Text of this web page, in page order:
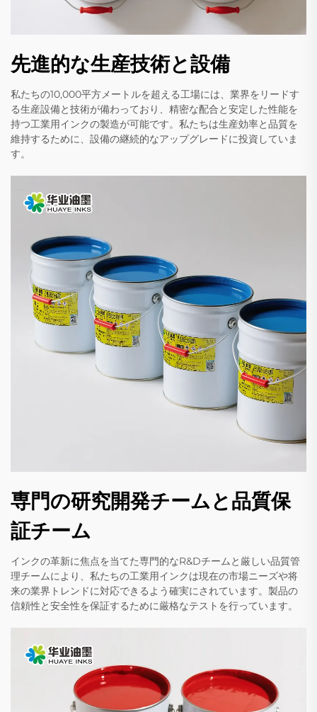
先進的な生産技術と設備
私たちの10,000平方メートルを超える工場には、業界をリードす
る生産設備と技術が備わっており、精密な配合と安定した性能を
持つ工業用インクの製造が可能です。私たちは生産効率と品質を
維持するために、設備の継続的なアップグレードに投資していま
す。
専門の研究開発チームと品質保
証チーム
インクの革新に焦点を当てた専門的なR&Dチームと厳しい品質管
理チームにより、私たちの工業用インクは現在の市場ニーズや将
来の業界トレンドに対応できるよう確実にされています。製品の
信頼性と安全性を保証するために厳格なテストを行っています。